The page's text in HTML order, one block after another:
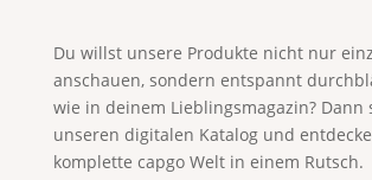
Du willst unsere Produkte nicht nur
anschauen, sondern entspannt
wie in deinem Lieblingsmagazin? Dann
unseren digitalen Katalog und
komplette capgo Welt in einem Rutsch.